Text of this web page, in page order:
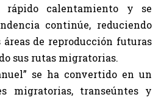
rápido calentamiento y se
continúe, reduciendo
de reproducción futuras
sus rutas migratorias.
se ha convertido en un
migratorias, transeúntes y